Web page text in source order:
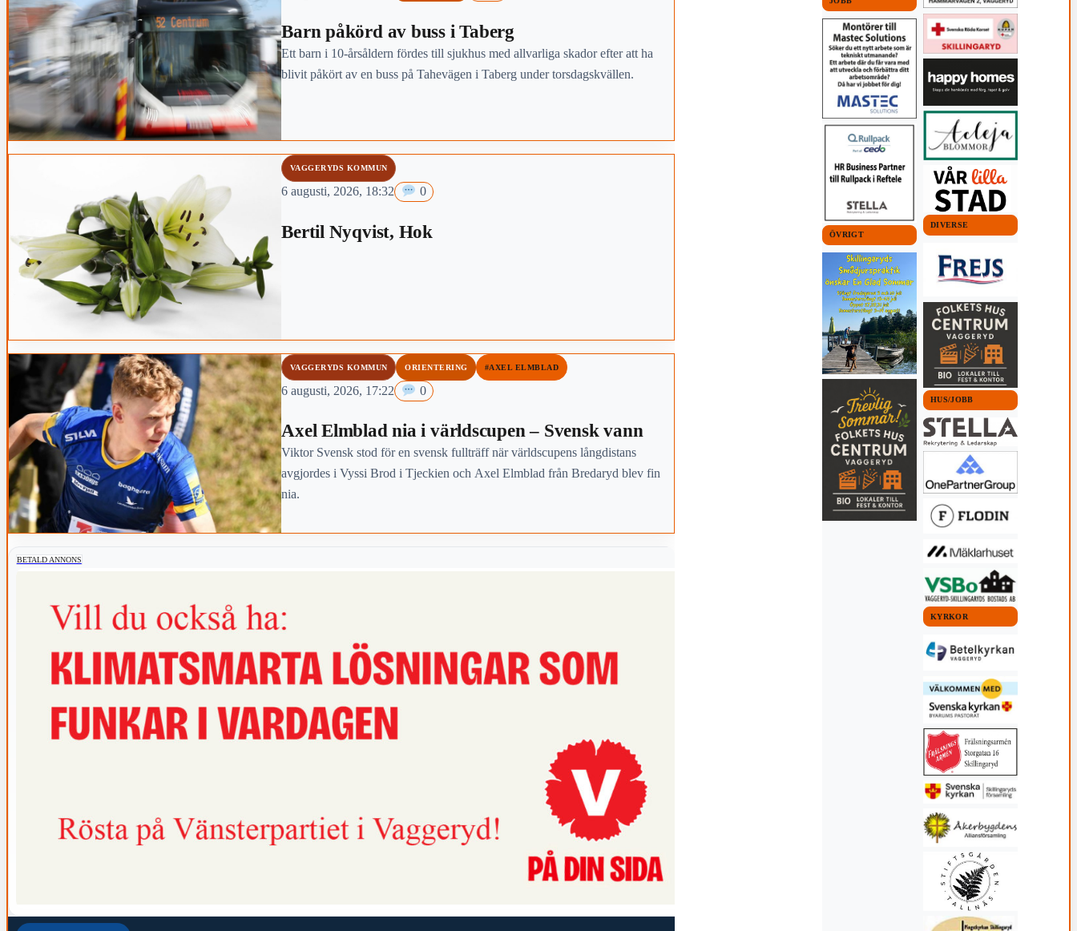
Barn påkörd av buss i Taberg
Ett barn i 10-årsåldern fördes till sjukhus med allvarliga skador efter att ha
blivit påkört av en buss på Tahevägen i Taberg under torsdagskvällen.
VAGGERYDS KOMMUN
6 augusti, 2026, 18:32 0
Bertil Nyqvist, Hok
VAGGERYDS KOMMUN ORIENTERING #AXEL ELMBLAD
6 augusti, 2026, 17:22 0
Axel Elmblad nia i världscupen – Svensk vann
Viktor Svensk stod för en svensk fullträff när världscupens långdistans
avgjordes i Vyssi Brod i Tjeckien och Axel Elmblad från Bredaryd blev fin
nia.
BETALD ANNONS
ÖVRIGT
DIVERSE
HUS/JOBB
KYRKOR